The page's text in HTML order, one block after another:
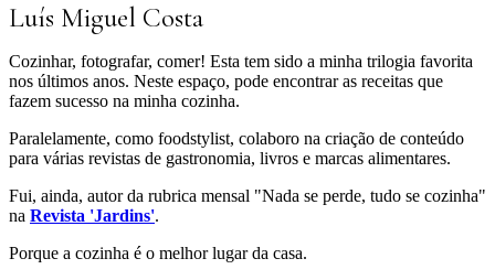
Luís Miguel Costa
Cozinhar, fotografar, comer! Esta tem sido a minha trilogia favorita
nos últimos anos. Neste espaço, pode encontrar as receitas que
fazem sucesso na minha cozinha.
Paralelamente, como foodstylist, colaboro na criação de conteúdo
para várias revistas de gastronomia, livros e marcas alimentares.
Fui, ainda, autor da rubrica mensal "Nada se perde, tudo se cozinha"
na Revista 'Jardins'.
Porque a cozinha é o melhor lugar da casa.